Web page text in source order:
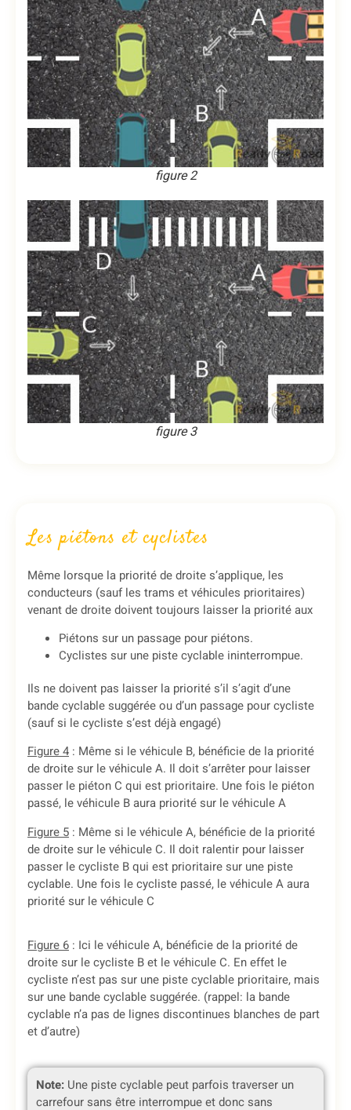
figure 2
figure 3
Les piétons et cyclistes
Même lorsque la priorité de droite s’applique, les
conducteurs (sauf les trams et véhicules prioritaires)
venant de droite doivent toujours laisser la priorité aux
Piétons sur un passage pour piétons.
Cyclistes sur une piste cyclable ininterrompue.
Ils ne doivent pas laisser la priorité s’il s’agit d’une
bande cyclable suggérée ou d’un passage pour cycliste
(sauf si le cycliste s’est déjà engagé)
Figure 4 : Même si le véhicule B, bénéficie de la priorité
de droite sur le véhicule A. Il doit s’arrêter pour laisser
passer le piéton C qui est prioritaire. Une fois le piéton
passé, le véhicule B aura priorité sur le véhicule A
Figure 5 : Même si le véhicule A, bénéficie de la priorité
de droite sur le véhicule C. Il doit ralentir pour laisser
passer le cycliste B qui est prioritaire sur une piste
cyclable. Une fois le cycliste passé, le véhicule A aura
priorité sur le véhicule C
Figure 6 : Ici le véhicule A, bénéficie de la priorité de
droite sur le cycliste B et le véhicule C. En effet le
cycliste n’est pas sur une piste cyclable prioritaire, mais
sur une bande cyclable suggérée. (rappel: la bande
cyclable n’a pas de lignes discontinues blanches de part
et d’autre)
Note: Une piste cyclable peut parfois traverser un
carrefour sans être interrompue et donc sans